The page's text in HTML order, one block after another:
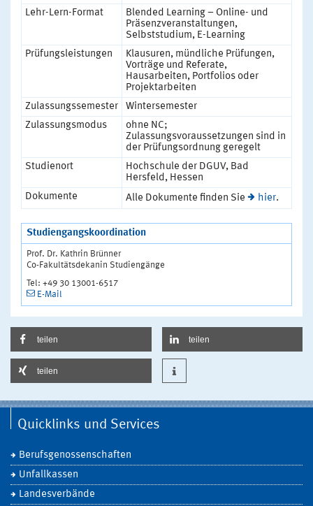
Lehr-Lern-Format
Blended Learning – Online- und
Präsenzveranstaltungen,
Selbststudium, E-Learning
Prüfungsleistungen
Klausuren, mündliche Prüfungen,
Vorträge und Referate,
Hausarbeiten, Portfolios oder
Projektarbeiten
Zulassungssemester
Wintersemester
Zulassungsmodus
ohne NC;
Zulassungsvoraussetzungen sind in
der Prüfungsordnung geregelt
Studienort
Hochschule der DGUV, Bad
Hersfeld, Hessen
Dokumente
Alle Dokumente finden Sie hier.
Studiengangskoordination
Prof. Dr. Kathrin Brünner
Co-Fakultätsdekanin Studiengänge
Tel: +49 30 13001-6517
E-Mail
teilen teilen
teilen
Quicklinks und Services
Berufsgenossenschaften
Unfallkassen
Landesverbände